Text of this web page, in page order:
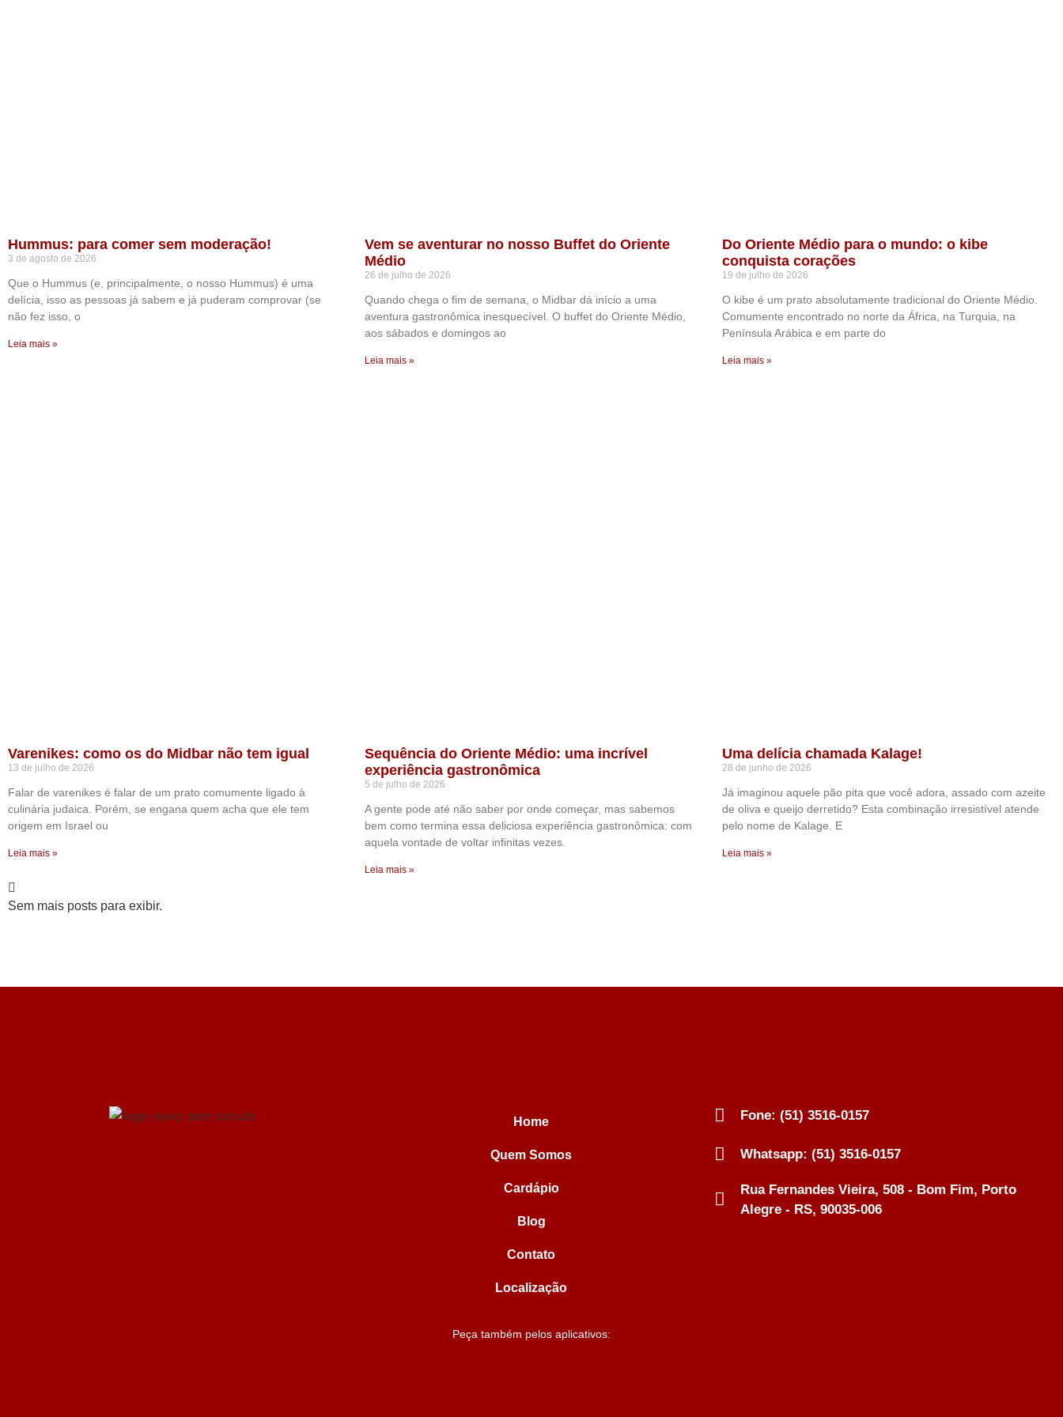
Hummus: para comer sem moderação!
3 de agosto de 2026
Que o Hummus (e, principalmente, o nosso Hummus) é uma
delícia, isso as pessoas já sabem e já puderam comprovar (se
não fez isso, o
Leia mais »
Vem se aventurar no nosso Buffet do Oriente
Médio
26 de julho de 2026
Quando chega o fim de semana, o Midbar dá início a uma
aventura gastronômica inesquecível. O buffet do Oriente Médio,
aos sábados e domingos ao
Leia mais »
Do Oriente Médio para o mundo: o kibe
conquista corações
19 de julho de 2026
O kibe é um prato absolutamente tradicional do Oriente Médio.
Comumente encontrado no norte da África, na Turquia, na
Península Arábica e em parte do
Leia mais »
Varenikes: como os do Midbar não tem igual
13 de julho de 2026
Falar de varenikes é falar de um prato comumente ligado à
culinária judaica. Porém, se engana quem acha que ele tem
origem em Israel ou
Leia mais »
Sequência do Oriente Médio: uma incrível
experiência gastronômica
5 de julho de 2026
A gente pode até não saber por onde começar, mas sabemos
bem como termina essa deliciosa experiência gastronômica: com
aquela vontade de voltar infinitas vezes.
Leia mais »
Uma delícia chamada Kalage!
28 de junho de 2026
Já imaginou aquele pão pita que você adora, assado com azeite
de oliva e queijo derretido? Esta combinação irresistível atende
pelo nome de Kalage. E
Leia mais »
Sem mais posts para exibir.
Home
Quem Somos
Cardápio
Blog
Contato
Localização
Fone: (51) 3516-0157
Whatsapp: (51) 3516-0157
Rua Fernandes Vieira, 508 - Bom Fim, Porto
Alegre - RS, 90035-006
Peça também pelos aplicativos: